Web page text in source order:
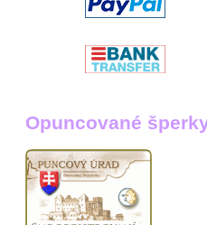
Opuncované